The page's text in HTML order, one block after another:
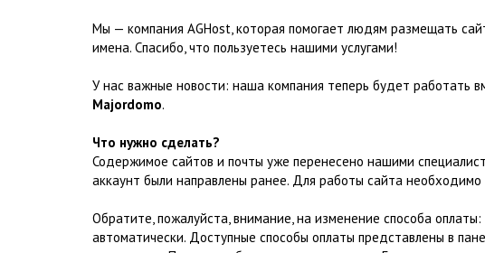
Мы — компания AGHost, которая помогает людям размещать
имена. Спасибо, что пользуетесь нашими услугами!
У нас важные новости: наша компания теперь будет работать
Majordomo.
Что нужно сделать?
Содержимое сайтов и почты уже перенесено нашими
аккаунт были направлены ранее. Для работы сайта
Обратите, пожалуйста, внимание, на изменение способа
автоматически. Доступные способы оплаты представлены в